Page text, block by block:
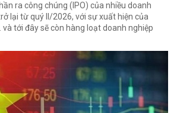
ra công chúng (IPO) của nhiều doanh
lại từ quý II/2026, với sự xuất hiện của
và tới đây sẽ còn hàng loạt doanh nghiệp